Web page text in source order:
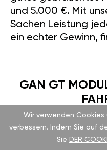
und 5.000 €. Mit
Sachen Leistung
ein echter Gewinn,
GAN GT
Das GAN GT Modul
Wir verwenden Cookies
verbessern. Indem Sie auf
Sie DER